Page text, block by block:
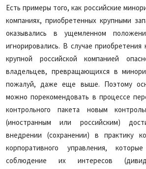
Есть примеры того, как российские
компаниях, приобретенных крупными
оказывались в ущемленном
игнорировались. В случае приобретения
крупной российской компанией
владельцев, превращающихся в
пожалуй, даже еще выше. Поэтому
можно порекомендовать в процессе
контрольного пакета новым
(иностранным или российским)
внедрении (сохранении) в практику
корпоративного управления,
соблюдение их интересов